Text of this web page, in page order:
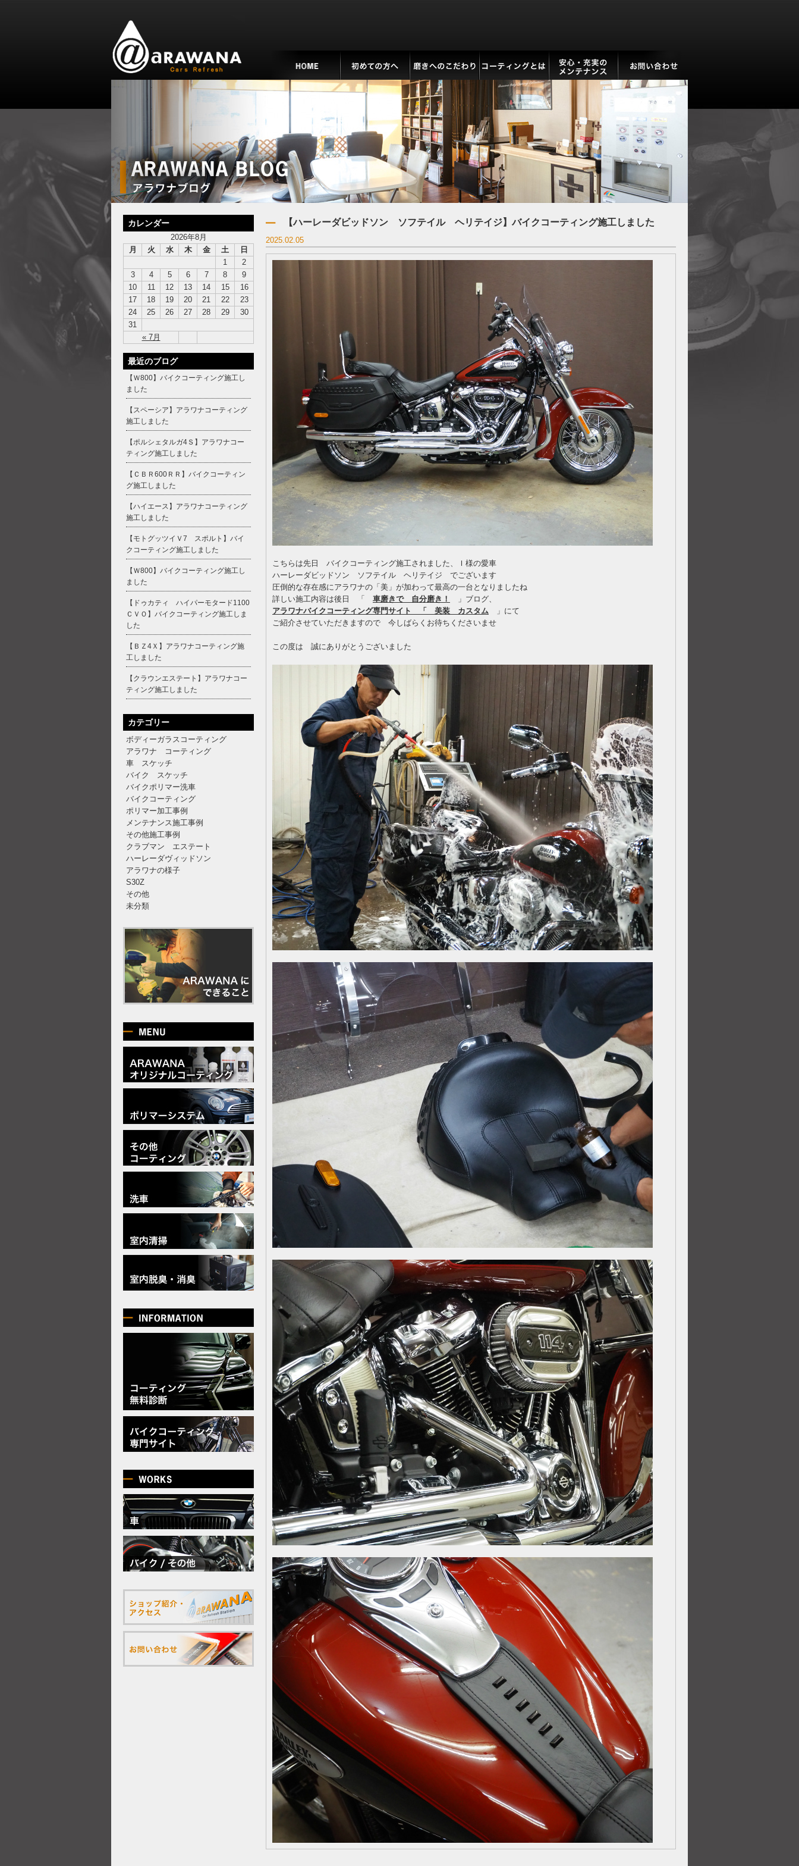
【ハーレーダビッドソン ソフテイル ヘリテイジ】バイクコーティング施工しました
2025.02.05
こちらは先日 バイクコーティング施工されました、Ｉ様の愛車
ハーレーダビッドソン ソフテイル ヘリテイジ でございます
圧倒的な存在感にアラワナの「美」が加わって最高の一台となりましたね
詳しい施工内容は後日 「 車磨きで 自分磨き！
」ブログ、
アラワナバイクコーティング専門サイト 「 美装 カスタム 」にて
ご紹介させていただきますので 今しばらくお待ちくださいませ
この度は 誠にありがとうございました
カレンダー
2026年8月
月
火 水 木 金 土 日
« 7月
1
2
3
4 5 6 7 8
9
10
11 12 13 14 15
16
17
18 19 20 21 22
23
24
25 26 27 28 29
30
31
最近のブログ
【Ｗ800】バイクコーティング施工し
ました
【スペーシア】アラワナコーティング
施工しました
【ポルシェタルガ4Ｓ】アラワナコー
ティング施工しました
【ＣＢＲ600ＲＲ】バイクコーティン
グ施工しました
【ハイエース】アラワナコーティング
施工しました
【モトグッツイＶ7 スポルト】バイ
クコーティング施工しました
【Ｗ800】バイクコーティング施工し
ました
【ドゥカティ ハイパーモタード1100
ＣＶＯ】バイクコーティング施工しま
した
【ＢＺ4Ｘ】アラワナコーティング施
工しました
【クラウンエステート】アラワナコー
ティング施工しました
カテゴリー
ボディーガラスコーティング
アラワナ コーティング
車 スケッチ
バイク スケッチ
バイクポリマー洗車
バイクコーティング
ポリマー加工事例
メンテナンス施工事例
その他施工事例
クラブマン エステート
ハーレーダヴィッドソン
アラワナの様子
S30Z
その他
未分類